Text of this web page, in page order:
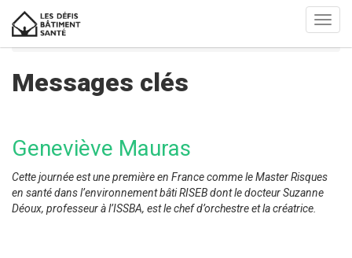
au
contenu
Editions 2011 à 2019
Messages clés
Geneviève Mauras
Cette journée est une première en France comme le Master Risques
en santé dans l’environnement bâti RISEB dont le docteur Suzanne
Déoux, professeur à l’ISSBA, est le chef d’orchestre et la créatrice.